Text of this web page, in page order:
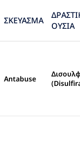
ΣΚΕΎΑΣΜΑ
ΟΥΣΊΑ
Antabuse